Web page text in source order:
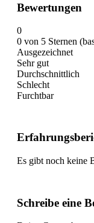
Bewertungen
0
0 von 5 Sternen
Ausgezeichnet
Sehr gut
Durchschnittlich
Schlecht
Furchtbar
Es gibt noch keine
Schreibe eine